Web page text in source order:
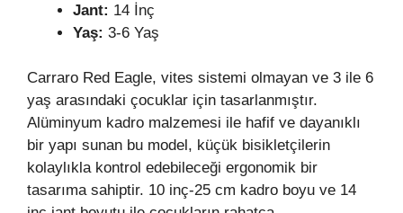
Jant: 14 İnç
Yaş: 3-6 Yaş
Carraro Red Eagle, vites sistemi olmayan ve 3 ile 6
yaş arasındaki çocuklar için tasarlanmıştır.
Alüminyum kadro malzemesi ile hafif ve dayanıklı
bir yapı sunan bu model, küçük bisikletçilerin
kolaylıkla kontrol edebileceği ergonomik bir
tasarıma sahiptir. 10 inç-25 cm kadro boyu ve 14